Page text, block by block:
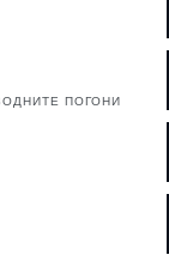
ПОГОНИ